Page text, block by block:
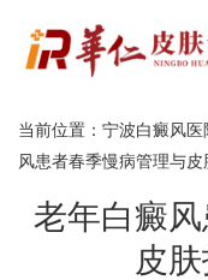
当前位置： 宁波白癜风医
风患者春季慢病管理与
老年白癜
皮